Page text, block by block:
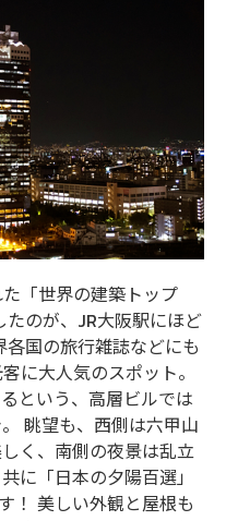
「世界の建築トップ
のが、JR大阪駅にほど
国の旅行雑誌などにも
に大人気のスポット。
という、高層ビルでは
眺望も、西側は六甲山
く、南側の夜景は乱立
に「日本の夕陽百選」
！ 美しい外観と屋根も